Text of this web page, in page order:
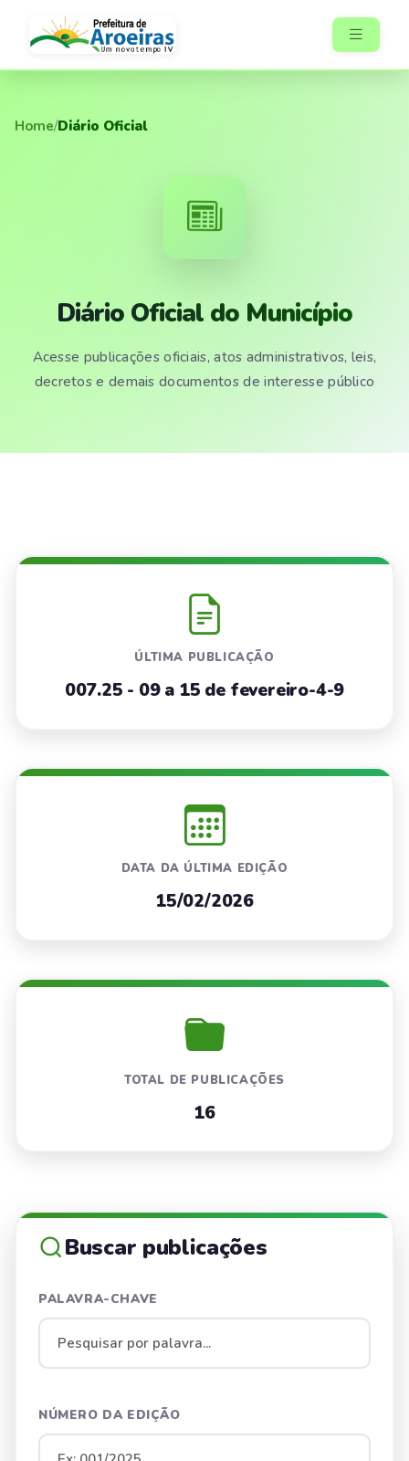
Home/Diário Oficial
Diário Oficial do Município
Acesse publicações oficiais, atos administrativos, leis,
decretos e demais documentos de interesse público
ÚLTIMA PUBLICAÇÃO
007.25 - 09 a 15 de fevereiro-4-9
DATA DA ÚLTIMA EDIÇÃO
15/02/2026
TOTAL DE PUBLICAÇÕES
16
Buscar publicações
PALAVRA-CHAVE
NÚMERO DA EDIÇÃO